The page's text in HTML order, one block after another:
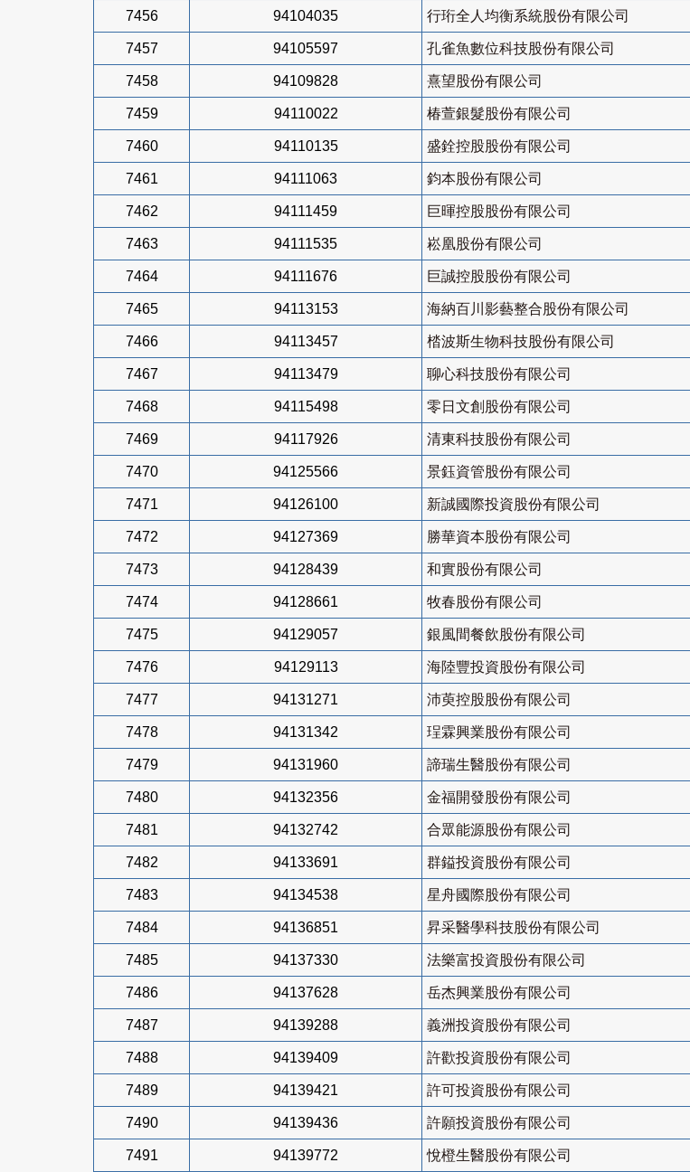
7456 94104035 行珩全人均衡系統股份有限公司
7457 94105597 孔雀魚數位科技股份有限公司
7458 94109828 熹望股份有限公司
7459 94110022 椿萱銀髮股份有限公司
7460 94110135 盛銓控股股份有限公司
7461 94111063 鈞本股份有限公司
7462 94111459 巨暉控股股份有限公司
7463 94111535 崧凰股份有限公司
7464 94111676 巨誠控股股份有限公司
7465 94113153 海納百川影藝整合股份有限公司
7466 94113457 㭼波斯生物科技股份有限公司
7467 94113479 聊心科技股份有限公司
7468 94115498 零日文創股份有限公司
7469 94117926 清東科技股份有限公司
7470 94125566 景鈺資管股份有限公司
7471 94126100 新誠國際投資股份有限公司
7472 94127369 勝華資本股份有限公司
7473 94128439 和實股份有限公司
7474 94128661 牧春股份有限公司
7475 94129057 銀風間餐飲股份有限公司
7476 94129113 海陸豐投資股份有限公司
7477 94131271 沛萸控股股份有限公司
7478 94131342 珵霖興業股份有限公司
7479 94131960 諦瑞生醫股份有限公司
7480 94132356 金福開發股份有限公司
7481 94132742 合眾能源股份有限公司
7482 94133691 群鎰投資股份有限公司
7483 94134538 星舟國際股份有限公司
7484 94136851 昇采醫學科技股份有限公司
7485 94137330 法樂富投資股份有限公司
7486 94137628 岳杰興業股份有限公司
7487 94139288 義洲投資股份有限公司
7488 94139409 許歡投資股份有限公司
7489 94139421 許可投資股份有限公司
7490 94139436 許願投資股份有限公司
7491 94139772 悅橙生醫股份有限公司